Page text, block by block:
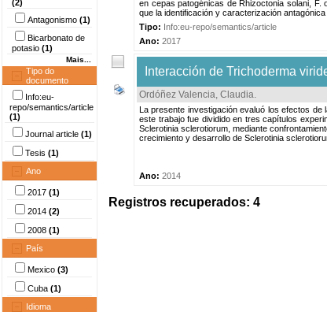
(2)
Antagonismo (1)
Bicarbonato de
potasio (1)
Mais...
Tipo do
documento
Info:eu-
repo/semantics/article
(1)
Journal article (1)
Tesis (1)
Ano
2017 (1)
2014 (2)
2008 (1)
País
Mexico (3)
Cuba (1)
Idioma
en cepas patogénicas de Rhizoctonia solani, F.
que la identificación y caracterización antagónica
Tipo: Info:eu-repo/semantics/article
Ano: 2017
Interacción de Trichoderma
Ordóñez Valencia, Claudia.
La presente investigación evaluó los efectos de
este trabajo fue dividido en tres capítulos
Sclerotinia sclerotiorum, mediante
crecimiento y desarrollo de Sclerotinia
Ano: 2014
Registros recuperados: 4